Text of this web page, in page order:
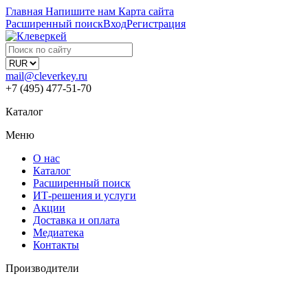
Главная Напишите нам Карта сайта
Расширенный поискВходРегистрация
mail@cleverkey.ru
+7 (495) 477-51-70
Каталог
Меню
О нас
Каталог
Расширенный поиск
ИТ-решения и услуги
Акции
Доставка и оплата
Медиатека
Контакты
Производители